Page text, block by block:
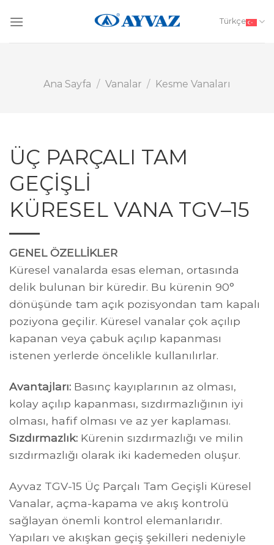
Türkçe
Ana Sayfa / Vanalar / Kesme Vanaları
ÜÇ PARÇALI TAM
GEÇİŞLİ
KÜRESEL VANA TGV–15
GENEL ÖZELLİKLER
Küresel vanalarda esas eleman, ortasında
delik bulunan bir küredir. Bu kürenin 90°
dönüşünde tam açık pozisyondan tam kapalı
poziyona geçilir. Küresel vanalar çok açılıp
kapanan veya çabuk açılıp kapanması
istenen yerlerde öncelikle kullanılırlar.
Avantajları: Basınç kayıplarının az olması,
kolay açılıp kapanması, sızdırmazlığının iyi
olması, hafif olması ve az yer kaplaması.
Sızdırmazlık: Kürenin sızdırmazlığı ve milin
sızdırmazlığı olarak iki kademeden oluşur.
Ayvaz TGV-15 Üç Parçalı Tam Geçişli Küresel
Vanalar, açma-kapama ve akış kontrolü
sağlayan önemli kontrol elemanlarıdır.
Yapıları ve akışkan geçiş şekilleri nedeniyle